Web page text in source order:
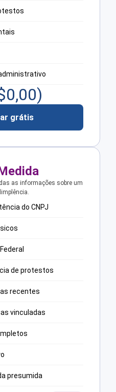
0,00)
grátis
as informações sobre um
do CNPJ
de protestos
recentes
vinculadas
presumida